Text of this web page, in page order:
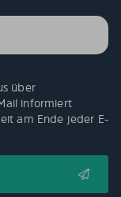
über
informiert
am Ende jeder E-